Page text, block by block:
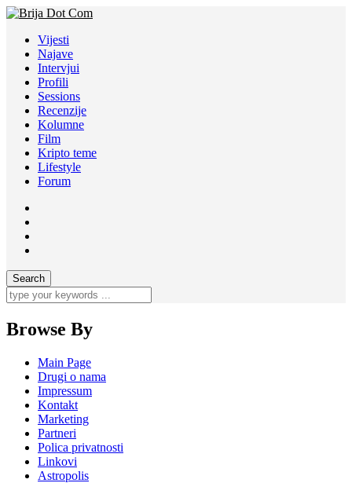
Vijesti
Najave
Intervjui
Profili
Sessions
Recenzije
Kolumne
Film
Kripto teme
Lifestyle
Forum
Browse By
Main Page
Drugi o nama
Impressum
Kontakt
Marketing
Partneri
Polica privatnosti
Linkovi
Astropolis